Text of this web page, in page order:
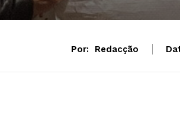
Por: Redacção